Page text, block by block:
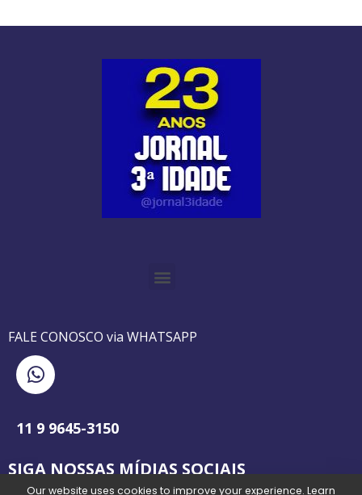
FALE CONOSCO via WHATSAPP
11 9 9645-3150
SIGA NOSSAS MÍDIAS SOCIAIS
Our website uses cookies to improve your experience. Learn